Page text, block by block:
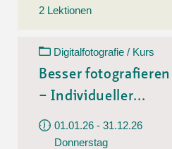
2 Lektionen
Digitalfotografie / Kurs
Besser
– Individueller...
01.01.26 - 31.12.26
Donnerstag